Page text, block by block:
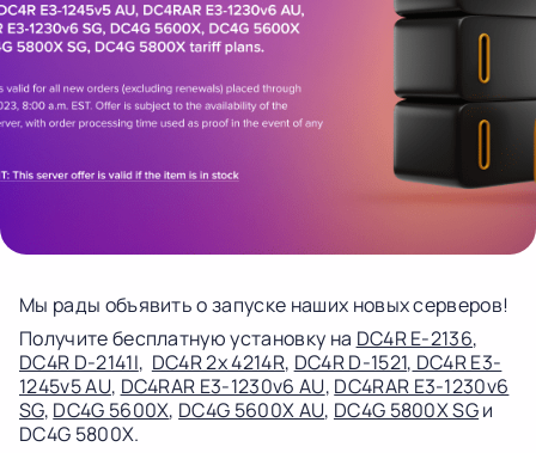
Мы рады объявить о запуске наших новых серверов!
Получите бесплатную установку на DC4R E-2136,
DC4R D-2141I, DC4R 2x 4214R, DC4R D-1521, DC4R E3-
1245v5 AU, DC4RAR E3-1230v6 AU, DC4RAR E3-1230v6
SG, DC4G 5600X, DC4G 5600X AU, DC4G 5800X SGи
DC4G 5800X.